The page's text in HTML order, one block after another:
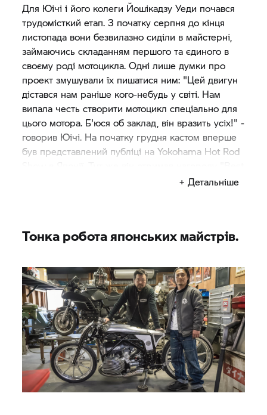
Для Юічі і його колеги Йошікадзу Уеди почався
трудомісткий етап. З початку серпня до кінця
листопада вони безвилазно сиділи в майстерні,
займаючись складанням першого та єдиного в
своєму роді мотоцикла. Одні лише думки про
проект змушували їх пишатися ним: "Цей двигун
дістався нам раніше кого-небудь у світі. Нам
випала честь створити мотоцикл спеціально для
цього мотора. Б'юся об заклад, він вразить усіх!" -
говорив Юічі. На початку грудня кастом вперше
був представлений публіці на Yokohama Hot Rod
Of Show". Такому складному проекту та такому
абсолютно нових пригод", - говорив Юічі.
+ Детальніше
Тонка робота японських майстрів.